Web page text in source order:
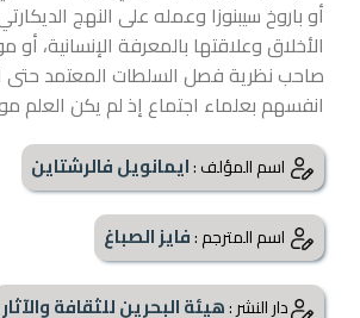
أو باروخ سيبنوزا وعمله على النهج
الأخلاق وعلاقتها بالمعرفة الإنسانية،
صاحب نظرية فصل السلطات المعتمد حتى
انفسهم بعلماء اجتماع إذ لم يكن العلم
اسم المؤلف :ايمانويل فالرشتاين
اسم المترجم :فايز الصباغ
دار النشر :هيئة البحرين للثقافة والآثار